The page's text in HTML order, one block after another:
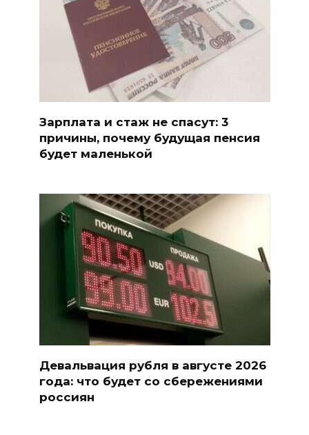
Зарплата и стаж не спасут: 3
причины, почему будущая пенсия
будет маленькой
Девальвация рубля в августе 2026
года: что будет со сбережениями
россиян